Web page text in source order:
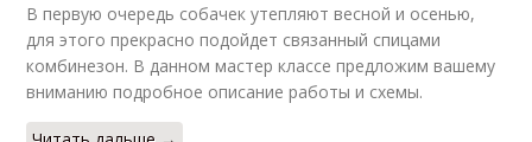
В первую очередь собачек утепляют весной и осенью,
для этого прекрасно подойдет связанный спицами
комбинезон. В данном мастер классе предложим вашему
вниманию подробное описание работы и схемы.